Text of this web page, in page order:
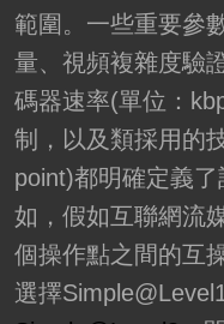
範圍。一些重要參
量、視頻複雜度驗
碼器速率(單位：
制，以及類採用的
point)都明確定義
如，假如互聯網流
個操作點之間的互
選擇